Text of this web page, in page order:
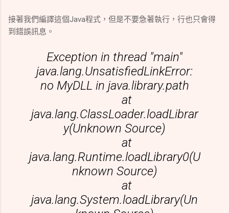
接著我們編譯這個Java程式，但是不要急著執行，行也只會得
到錯誤訊息。
Exception in thread "main"
java.lang.UnsatisfiedLinkError:
no MyDLL in java.library.path
at
java.lang.ClassLoader.loadLibrar
y(Unknown Source)
at
java.lang.Runtime.loadLibrary0(U
nknown Source)
at
java.lang.System.loadLibrary(Un